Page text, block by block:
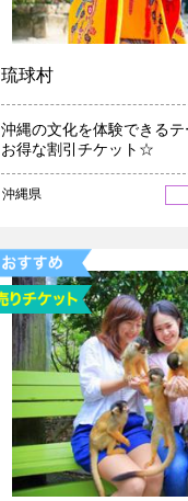
琉球村
沖縄の文化を体験できる
お得な割引チケット☆
沖縄県